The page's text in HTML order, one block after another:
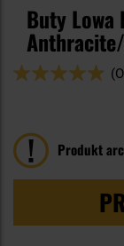
Buty Lowa
Ocena:
Produkt